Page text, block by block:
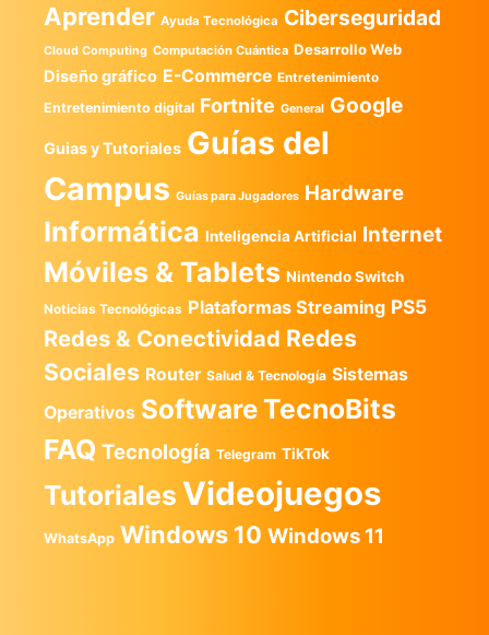
Aprender Ayuda Tecnológica Ciberseguridad
Cloud Computing Computación Cuántica Desarrollo Web
Diseño gráfico E-Commerce Entretenimiento
Entretenimiento digital Fortnite General Google
Guias y Tutoriales Guías del
Campus Guías para Jugadores Hardware
Informática Inteligencia Artificial Internet
Móviles & Tablets Nintendo Switch
Noticias Tecnológicas Plataformas Streaming PS5
Redes & Conectividad Redes
Sociales Router Salud & Tecnología Sistemas
Operativos SoftwareTecnoBits
FAQ Tecnología Telegram TikTok
Tutoriales Videojuegos
WhatsApp Windows 10 Windows 11